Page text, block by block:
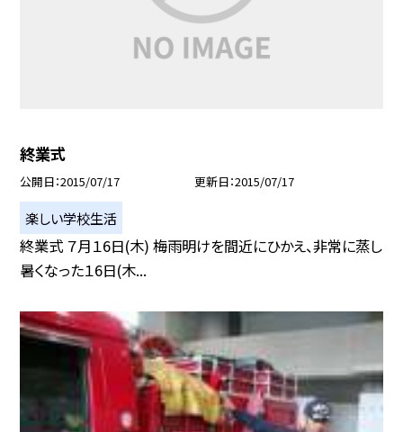
終業式
公開日 2015/07/17 更新日 2015/07/17
楽しい学校生活
終業式 ７月１6日(木) 梅雨明けを間近にひかえ、非常に蒸し
暑くなった１6日(木...